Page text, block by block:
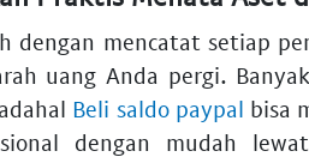
dengan mencatat setiap
uang Anda pergi.
Beli saldo paypal bisa
dengan mudah